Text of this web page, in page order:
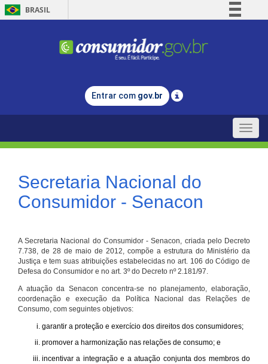
BRASIL
Comunica BR
Legislação
Entrar com gov.br
Toggle
Secretaria Nacional do
Consumidor - Senacon
A Secretaria Nacional do Consumidor - Senacon, criada pelo Decreto
7.738, de 28 de maio de 2012, compõe a estrutura do Ministério da
Justiça e tem suas atribuições estabelecidas no art. 106 do Código de
Defesa do Consumidor e no art. 3º do Decreto nº 2.181/97.
A atuação da Senacon concentra-se no planejamento, elaboração,
coordenação e execução da Política Nacional das Relações de
Consumo, com seguintes objetivos:
garantir a proteção e exercício dos direitos dos consumidores;
promover a harmonização nas relações de consumo; e
incentivar a integração e a atuação conjunta dos membros do